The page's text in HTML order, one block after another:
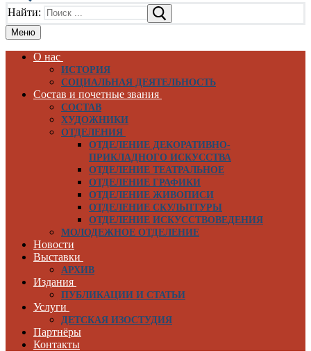
Найти:
Меню
О нас
ИСТОРИЯ
СОЦИАЛЬНАЯ ДЕЯТЕЛЬНОСТЬ
Состав и почетные звания
СОСТАВ
ХУДОЖНИКИ
ОТДЕЛЕНИЯ
ОТДЕЛЕНИЕ ДЕКОРАТИВНО-
ПРИКЛАДНОГО ИСКУССТВА
ОТДЕЛЕНИЕ ТЕАТРАЛЬНОЕ
ОТДЕЛЕНИЕ ГРАФИКИ
ОТДЕЛЕНИЕ ЖИВОПИСИ
ОТДЕЛЕНИЕ СКУЛЬПТУРЫ
ОТДЕЛЕНИЕ ИСКУССТВОВЕДЕНИЯ
МОЛОДЕЖНОЕ ОТДЕЛЕНИЕ
Новости
Выставки
АРХИВ
Издания
ПУБЛИКАЦИИ И СТАТЬИ
Услуги
ДЕТСКАЯ ИЗОСТУДИЯ
Партнёры
Контакты